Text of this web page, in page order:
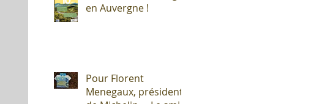
en Auvergne !
Pour Florent
Menegaux, président